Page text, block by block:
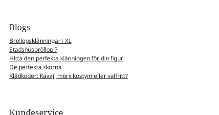
Blogs
Bröllopsklänningar i XL
Stadshusbröllop ?
Hitta den perfekta klänningen för din figur
De perfekta skorna
Klädkoder: Kavaj, mörk kostym eller valfritt?
Kundeservice